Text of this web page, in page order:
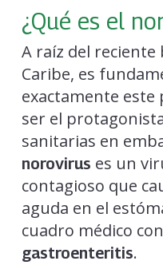
¿Qué es el
A raíz del
Caribe, es
exactamente este
ser el
sanitarias en
norovirus es un
contagioso que
aguda en el
cuadro médico
gastroenteritis.